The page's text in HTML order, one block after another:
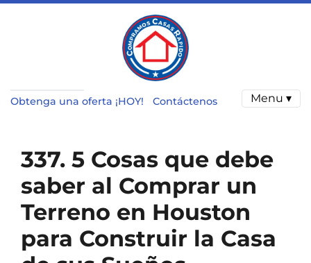
Obtenga una oferta ¡HOY! Contáctenos Menu ▾
337. 5 Cosas que debe
saber al Comprar un
Terreno en Houston
para Construir la Casa